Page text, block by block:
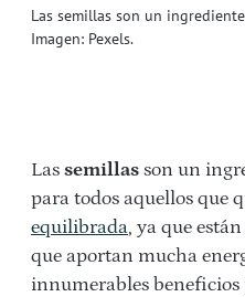
Las semillas son un
Imagen: Pexels.
Las semillas son un
para todos aquellos que
equilibrada, ya que
que aportan mucha
innumerables beneficios